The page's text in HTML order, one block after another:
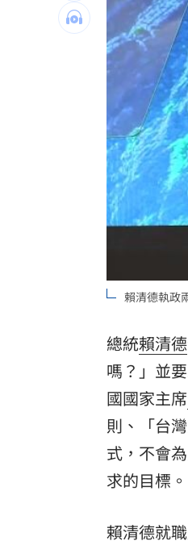
男傳訊醫院
台灣彩券開
LIVE三立
三立iNEWS
商場戰國來
台彩父親節
「拍片人的
8國球員齊
賴清德執政
總統賴清德
嗎？」並
國國家主席
則、「台
式，不會
求的目標。
賴清德就